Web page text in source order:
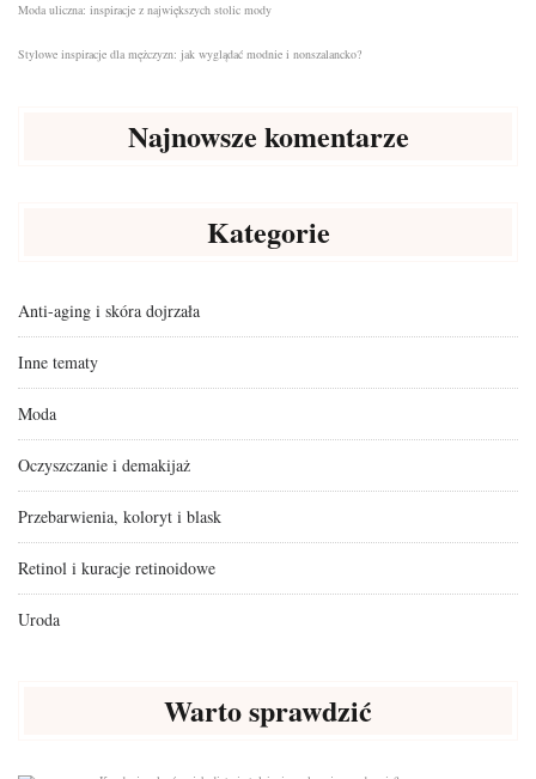
Moda uliczna: inspiracje z największych stolic mody
Stylowe inspiracje dla mężczyzn: jak wyglądać modnie i nonszalancko?
Najnowsze komentarze
Kategorie
Anti-aging i skóra dojrzała
Inne tematy
Moda
Oczyszczanie i demakijaż
Przebarwienia, koloryt i blask
Retinol i kuracje retinoidowe
Uroda
Warto sprawdzić